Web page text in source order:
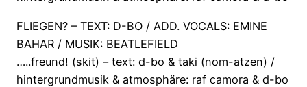
FLIEGEN? – TEXT: D-BO / ADD. VOCALS: EMINE
BAHAR / MUSIK: BEATLEFIELD
…..freund! (skit) – text: d-bo & taki (nom-atzen) /
hintergrundmusik & atmosphäre: raf camora & d-bo